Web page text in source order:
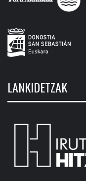
LANKIDETZAK